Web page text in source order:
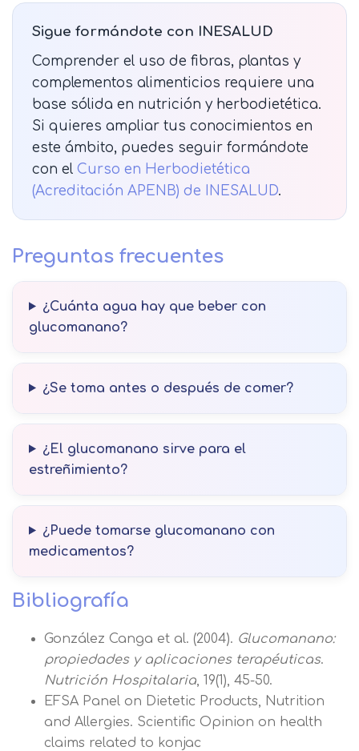
Sigue formándote con INESALUD
Comprender el uso de fibras, plantas y
complementos alimenticios requiere una
base sólida en nutrición y herbodietética.
Si quieres ampliar tus conocimientos en
este ámbito, puedes seguir formándote
con el Curso en Herbodietética
(Acreditación APENB) de INESALUD.
Preguntas frecuentes
¿Cuánta agua hay que beber con
glucomanano?
¿Se toma antes o después de comer?
¿El glucomanano sirve para el
estreñimiento?
¿Puede tomarse glucomanano con
medicamentos?
Bibliografía
González Canga et al. (2004). Glucomanano:
propiedades y aplicaciones terapéuticas.
Nutrición Hospitalaria, 19(1), 45-50.
EFSA Panel on Dietetic Products, Nutrition
and Allergies. Scientific Opinion on health
claims related to konjac